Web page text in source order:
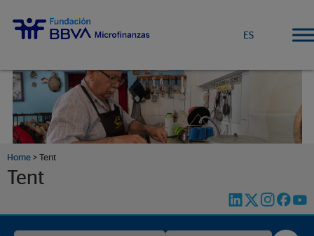
ES
Home > Tent
Tent